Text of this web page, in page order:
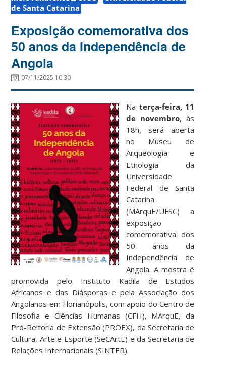
de Santa Catarina
Exposição comemorativa dos
50 anos da Independência de
Angola
07/11/2025 10:30
Na terça-feira, 11
de novembro, às
18h, será aberta
no Museu de
Arqueologia e
Etnologia da
Universidade
Federal de Santa
Catarina
(MArquE/UFSC) a
exposição
comemorativa dos
50 anos da
Independência de
Angola. A mostra é
promovida pelo Instituto Kadila de Estudos
Africanos e das Diásporas e pela Associação dos
Angolanos em Florianópolis, com apoio do Centro de
Filosofia e Ciências Humanas (CFH), MArquE, da
Pró-Reitoria de Extensão (PROEX), da Secretaria de
Cultura, Arte e Esporte (SeCArtE) e da Secretaria de
Relações Internacionais (SINTER).